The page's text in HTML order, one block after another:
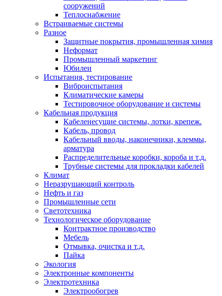
сооружений
Теплоснабжение
Встраиваемые системы
Разное
Защитные покрытия, промышленная химия
Неформат
Промышленный маркетинг
Юбилеи
Испытания, тестирование
Виброиспытания
Климатические камеры
Тестировочное оборудование и системы
Кабельная продукция
Кабеленесущие системы, лотки, крепеж.
Кабель, провод
Кабельный вводы, наконечники, клеммы,
арматура
Распределительные коробки, короба и т.д.
Трубные системы для прокладки кабелей
Климат
Неразрушающий контроль
Нефть и газ
Промышленные сети
Светотехника
Технологическое оборудование
Контрактное производство
Мебель
Отмывка, очистка и т.д.
Пайка
Экология
Электронные компоненты
Электротехника
Электрообогрев